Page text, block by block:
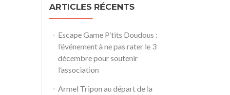
ARTICLES RÉCENTS
Escape Game P’tits Doudous :
l’événement à ne pas rater le 3
décembre pour soutenir
l’association
Armel Tripon au départ de la